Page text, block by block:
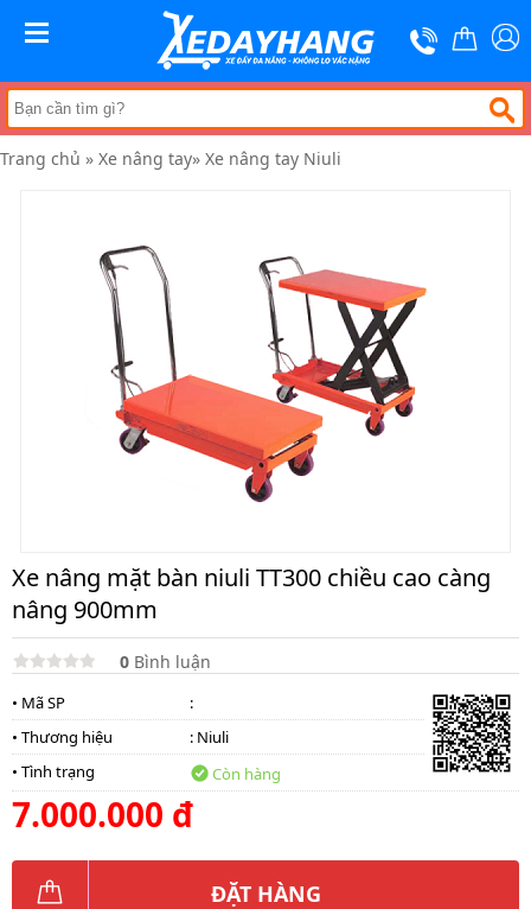
Trang
chủ
Xe
đẩy
hàng
Xe
Trang chủ » Xe nâng tay» Xe nâng tay Niuli
Xe nâng mặt bàn niuli TT300 chiều cao càng
nâng 900mm
0 Bình luận
• Mã SP
:
• Thương hiệu
: Niuli
• Tình trạng
Còn hàng
7.000.000 đ
ĐẶT HÀNG